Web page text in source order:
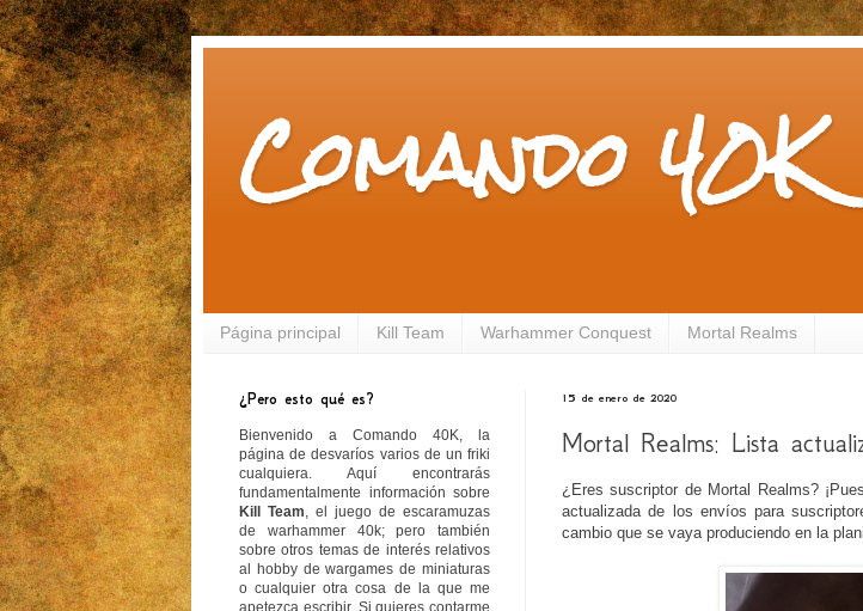
Comando 40K
Página principal Kill Team Warhammer Conquest Mortal Realms
15 de enero de 2020
Mortal Realms: Lista
¿Eres suscriptor de Mortal Realms?
actualizada de los envíos para
cambio que se vaya produciendo en la
¿Pero esto qué es?
Bienvenido a Comando 40K, la
página de desvaríos varios de un friki
cualquiera. Aquí encontrarás
fundamentalmente información sobre
Kill Team , el juego de escaramuzas
de warhammer 40k; pero también
sobre otros temas de interés relativos
al hobby de wargames de miniaturas
o cualquier otra cosa de la que me
apetezca escribir. Si quieres contarme